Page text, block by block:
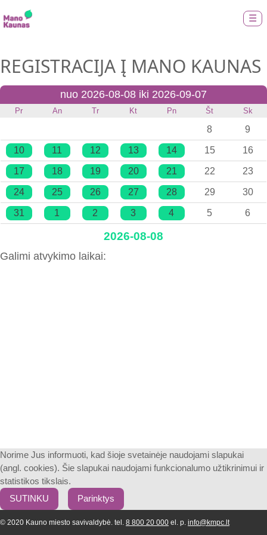
☰
REGISTRACIJA Į MANO KAUNAS
nuo 2026-08-08 iki 2026-09-07
Pr An Tr Kt Pn Št Sk
8 9
10 11 12 13 14 15 16
17 18 19 20 21 22 23
24 25 26 27 28 29 30
31 1 2 3 4 5 6
2026-08-08
Galimi atvykimo laikai:
Norime Jus informuoti, kad šioje svetainėje naudojami slapukai
(angl. cookies). Šie slapukai naudojami funkcionalumo užtikrinimui ir
statistikos tikslais.
SUTINKU
Parinktys
© 2020 Kauno miesto savivaldybė. tel. 8 800 20 000 el. p. info@kmpc.lt